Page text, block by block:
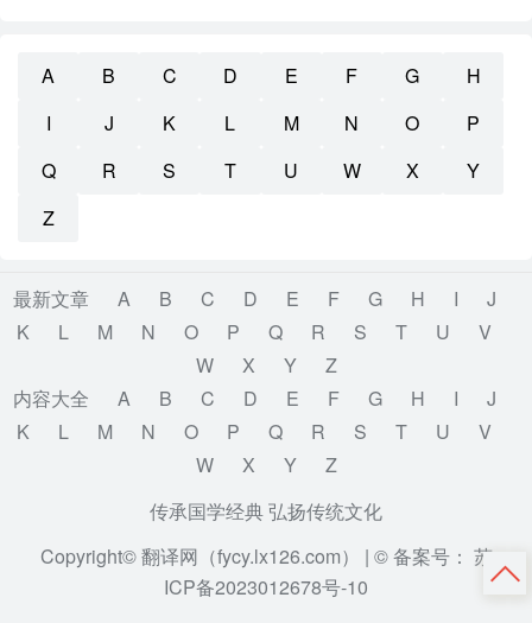
A B C D E F G
H
I
J K L M N O
P
Q
R S T U W X
Y
Z
最新文章 A B C D E F G H I
J
K
L M N O P Q R S T U
V
W
X Y
Z
内容大全
A B C D E F G H I
J
K
L M N O P Q R S T U
V
W
X Y
Z
传承国学经典 弘扬传统文化
Copyright© 翻译网（fycy.lx126.com） | © 备案号： 苏
ICP备2023012678号-10